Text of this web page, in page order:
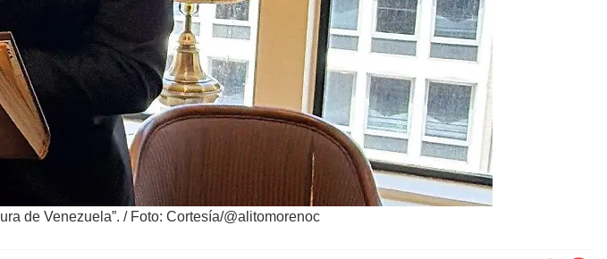
de Venezuela”. / Foto: Cortesía/@alitomorenoc